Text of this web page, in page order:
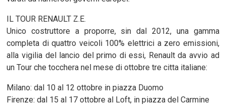
IL TOUR RENAULT Z.E.
Unico costruttore a proporre, sin dal 2012, una gamma
completa di quattro veicoli 100% elettrici a zero emissioni,
alla vigilia del lancio del primo di essi, Renault da avvio ad
un Tour che tocchera nel mese di ottobre tre citta italiane:
Milano: dal 10 al 12 ottobre in piazza Duomo
Firenze: dal 15 al 17 ottobre al Loft, in piazza del Carmine